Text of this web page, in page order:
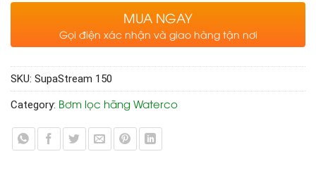
MUA NGAY
Gọi điện xác nhận và giao hàng tận nơi
SKU: SupaStream 150
Category: Bơm lọc hãng Waterco